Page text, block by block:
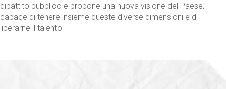
dibattito pubblico e propone una nuova visione del Paese,
capace di tenere insieme queste diverse dimensioni e di
liberarne il talento